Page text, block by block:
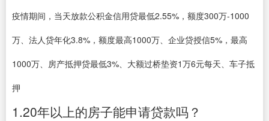
疫情期间，当天放款公积金信用贷最低2.55%，额度300万-1000
万、法人贷年化3.8%，额度最高1000万、企业贷授信5%，最高
1000万、房产抵押贷最低3%、大额过桥垫资1万6元每天、车子抵
押
1.20年以上的房子能申请贷款吗？